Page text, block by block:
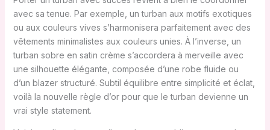
avec sa tenue. Par exemple, un turban aux motifs exotiques
ou aux couleurs vives s’harmonisera parfaitement avec des
vêtements minimalistes aux couleurs unies. À l’inverse, un
turban sobre en satin crème s’accordera à merveille avec
une silhouette élégante, composée d’une robe fluide ou
d’un blazer structuré. Subtil équilibre entre simplicité et éclat,
voilà la nouvelle règle d’or pour que le turban devienne un
vrai style statement.